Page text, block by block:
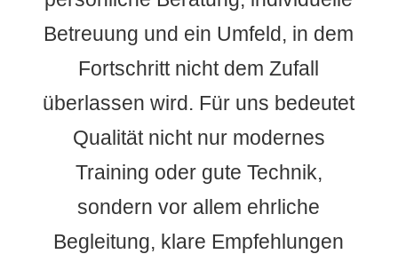
Betreuung und ein Umfeld, in dem
Fortschritt nicht dem Zufall
überlassen wird. Für uns bedeutet
Qualität nicht nur modernes
Training oder gute Technik,
sondern vor allem ehrliche
Begleitung, klare Empfehlungen